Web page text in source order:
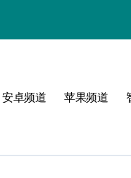
安卓频道 苹果频道